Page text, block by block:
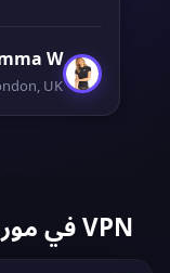
W.
UK
VPN في موريشيوس – الأسئلة الشائعة